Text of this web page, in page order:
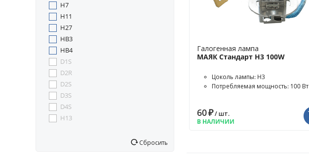
H7
H11
H27
HB3
HB4
D1S
D2R
D2S
D3S
D4S
H13
Сбросить
Галогенная лампа
МАЯК Стандарт H3 100W
Цоколь лампы: H3
Потребляемая мощность: 100 Вт
60₽/ шт.
В НАЛИЧИИ